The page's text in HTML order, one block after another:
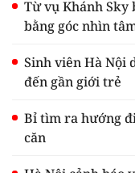
Từ vụ Khánh Sky
bằng góc nhìn
Sinh viên Hà Nội
đến gần giới trẻ
Bỉ tìm ra hướng
căn